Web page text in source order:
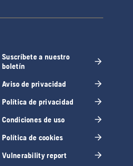
Suscríbete a nuestro
boletín
Aviso de privacidad
Política de privacidad
Condiciones de uso
Política de cookies
Vulnerability report